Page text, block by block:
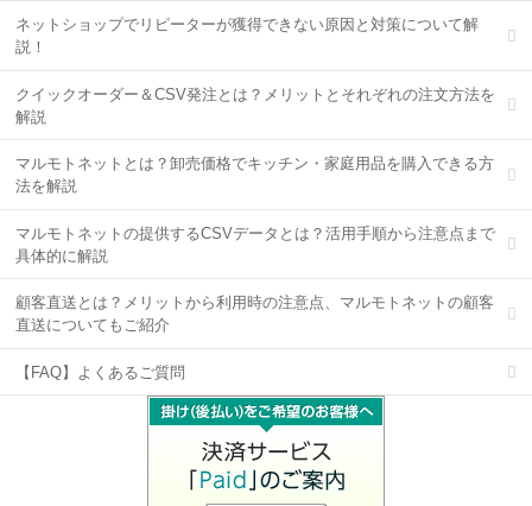
ネットショップでリピーターが獲得できない原因と対策について解
説！
クイックオーダー＆CSV発注とは？メリットとそれぞれの注文方法を
解説
マルモトネットとは？卸売価格でキッチン・家庭用品を購入できる方
法を解説
マルモトネットの提供するCSVデータとは？活用手順から注意点まで
具体的に解説
顧客直送とは？メリットから利用時の注意点、マルモトネットの顧客
直送についてもご紹介
【FAQ】よくあるご質問